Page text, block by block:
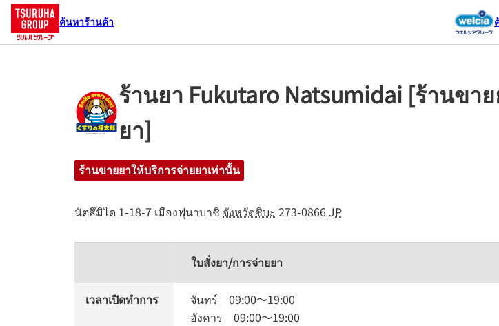
ค้นหาร้านค้า
ร้านยา Fukutaro Natsumidai [ร้านขา
ยา]
ร้านขายยาให้บริการจ่ายยาเท่านั้น
นัตสึมิได 1-18-7 เมืองฟุนาบาชิ จังหวัดชิบะ 273-0866JP
ใบสั่งยา/การจ่ายยา
เวลาเปิดทำการ จันทร์ 09:00～19:00
อังคาร 09:00～19:00